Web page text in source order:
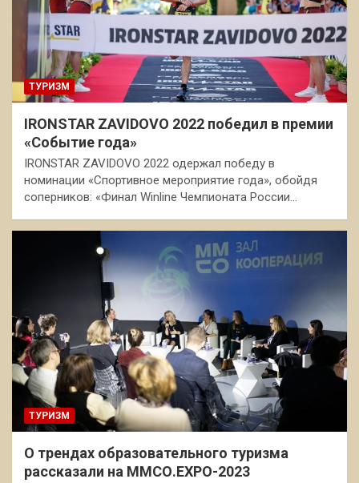
ТУРИЗМ
IRONSTAR ZAVIDOVO 2022 победил в премии
«Событие года»
IRONSTAR ZAVIDOVO 2022 одержал победу в
номинации «Спортивное мероприятие года», обойдя
соперников: «Финал Winline Чемпионата России…
ТУРИЗМ
О трендах образовательного туризма
рассказали на ММСО.EXPO-2023